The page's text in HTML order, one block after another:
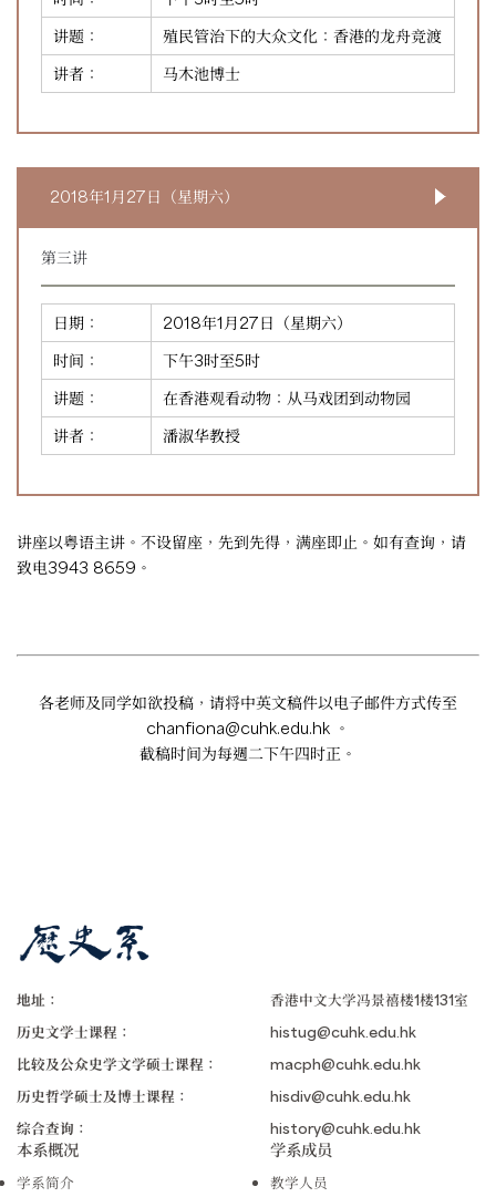
讲题：
殖民管治下的大众文化：香港的龙舟竞渡
讲者：
马木池博士
2018年1月27日（星期六）
第三讲
日期：
2018年1月27日（星期六）
时间：
下午3时至5时
讲题：
在香港观看动物：从马戏团到动物园
讲者：
潘淑华教授
讲座以粤语主讲。不设留座，先到先得，满座即止。如有查询，请
致电3943 8659。
各老师及同学如欲投稿，请将中英文稿件以电子邮件方式传至
chanfiona@cuhk.edu.hk 。
截稿时间为每週二下午四时正。
地址：
香港中文大学冯景禧楼1楼131室
历史文学士课程：
histug@cuhk.edu.hk
比较及公众史学文学硕士课程：
macph@cuhk.edu.hk
历史哲学硕士及博士课程：
hisdiv@cuhk.edu.hk
综合查询：
history@cuhk.edu.hk
本系概况
学系简介
学系成员
教学人员